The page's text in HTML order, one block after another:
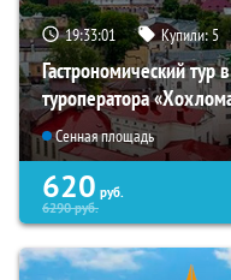
19:33:00 Купили:5
Гастрономический тур
туроператора
Сенная площадь
620 руб.
6290руб.